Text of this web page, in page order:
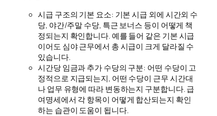
시급 구조의 기본 요소: 기본 시급 외에 시간외 수
당, 야간/주말 수당, 특근 보너스 등이 어떻게 책
정되는지 확인합니다. 예를 들어 같은 기본 시급
이어도 심야 근무에서 총 시급이 크게 달라질 수
있습니다.
시간당 임금과 추가 수당의 구분: 어떤 수당이 고
정적으로 지급되는지, 어떤 수당이 근무 시간대
나 업무 유형에 따라 변동하는지 구분합니다. 급
여명세에서 각 항목이 어떻게 합산되는지 확인
하는 습관이 도움이 됩니다.